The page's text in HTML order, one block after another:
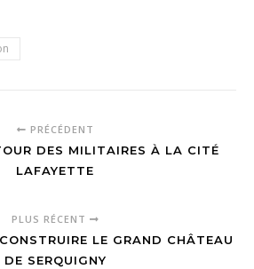
PRÉCÉDENT
DES MILITAIRES À LA CITÉ
LAFAYETTE
PLUS RÉCENT
LE GRAND CHÂTEAU
DE SERQUIGNY